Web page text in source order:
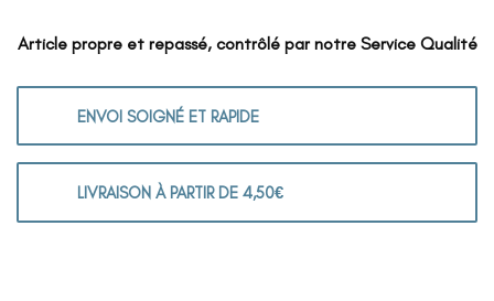
Article propre et repassé, contrôlé par notre Service Qualité
ENVOI SOIGNÉ ET RAPIDE
LIVRAISON À PARTIR DE 4,50€